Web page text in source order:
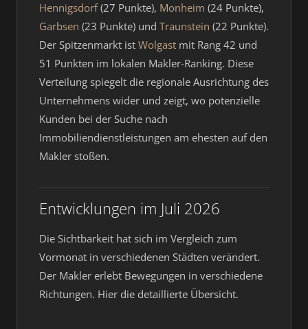
Hennigsdorf(27 Punkte), Monheim (24 Punkte),
Garbsen (23 Punkte) und Traunstein (22 Punkte).
Der Spitzenmarkt ist Wolgast mit Rang 42 und
51 Punkten im lokalen Makler-Ranking. Diese
Verteilung spiegelt die regionale Ausrichtung des
Unternehmens wider und zeigt, wo potenzielle
Kunden bei der Suche nach
Immobiliendienstleistungen am ehesten auf den
Makler stoßen.
Entwicklungen im Juli 2026
Die Sichtbarkeit hat sich im Vergleich zum
Vormonat in verschiedenen Städten verändert.
Der Makler erlebt Bewegungen in verschiedene
Richtungen. Hier die detaillierte Übersicht.